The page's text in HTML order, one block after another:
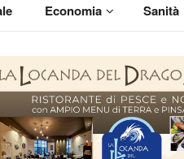
Economia Sanità